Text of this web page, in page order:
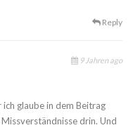
Reply
9 Jahren ago
glaube in dem Beitrag
drin. Und